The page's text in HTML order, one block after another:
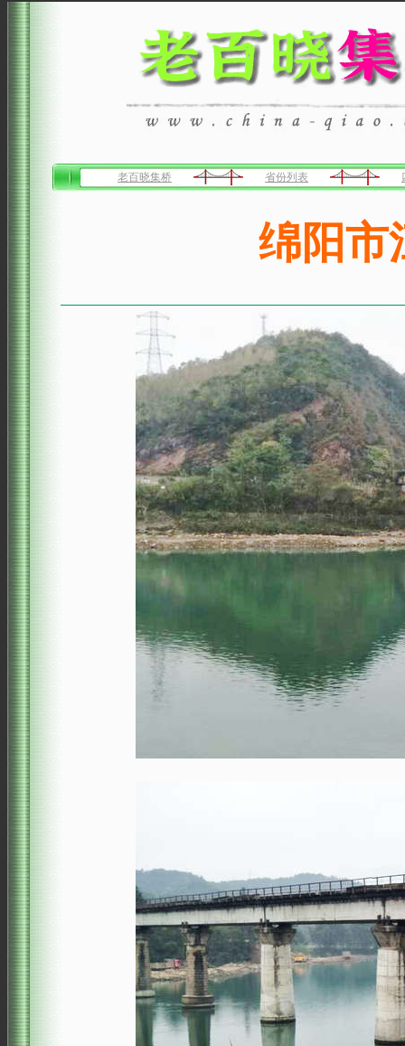
老百晓集桥 省份列表
绵阳市